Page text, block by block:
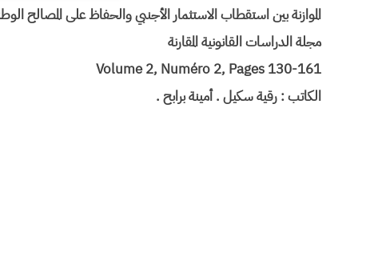
الموازنة بين استقطاب الاستثمار الأجنبي والحفاظ على المصالح
مجلة الدراسات القانونية المقارنة
Volume 2, Numéro 2, Pages 130-161
الكاتب : رقية سكيل . أمينة برابح .